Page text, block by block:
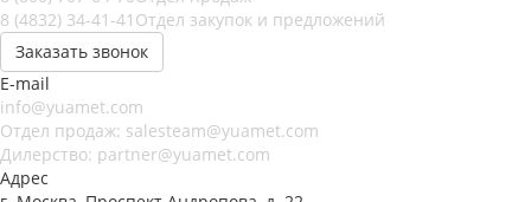
8 (4832) 34-41-41 Отдел закупок и предложений
Заказать звонок
E-mail
info@yuamet.com
Отдел продаж: salesteam@yuamet.com
Дилерство: partner@yuamet.com
Адрес